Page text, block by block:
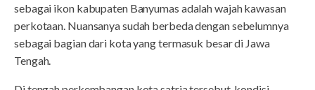
sebagai ikon kabupaten Banyumas adalah wajah kawasan
perkotaan. Nuansanya sudah berbeda dengan sebelumnya
sebagai bagian dari kota yang termasuk besar di Jawa
Tengah.